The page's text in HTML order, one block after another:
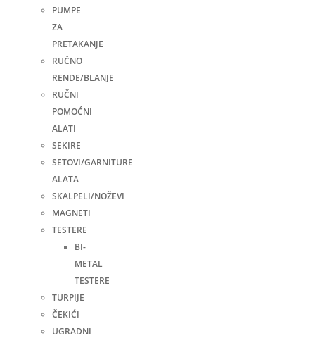
PUMPE
ZA
PRETAKANJE
RUČNO
RENDE/BLANJE
RUČNI
POMOĆNI
ALATI
SEKIRE
SETOVI/GARNITURE
ALATA
SKALPELI/NOŽEVI
MAGNETI
TESTERE
BI-
METAL
TESTERE
TURPIJE
ČEKIĆI
UGRADNI